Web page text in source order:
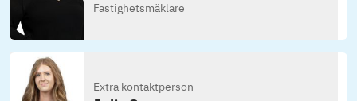
Fastighetsmäklare
Extra kontaktperson